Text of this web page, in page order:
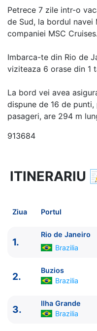
Petrece 7 zile intr-o
de Sud, la bordul navei
companiei MSC Cruises.
Imbarca-te din Rio de
viziteaza 6 orase din 1
La bord vei avea
dispune de 16 de
pasageri, are 294 m
913684
7 zile vacanta de
link
Plecare pe 09 Mar 2027
MSC Cruises
ITINERARIU
Ziua Portul
1.
Rio de Janeiro
Brazilia
2.
Buzios
Brazilia
3.
Ilha Grande
Brazilia